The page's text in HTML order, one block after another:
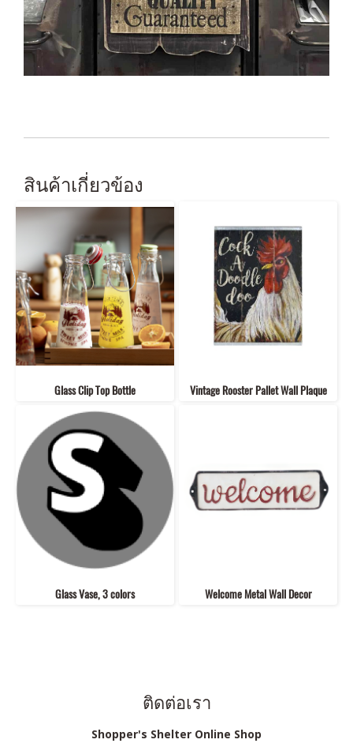
สินค้าเกี่ยวข้อง
Glass Clip Top Bottle Vintage Rooster Pallet Wall Plaque
Glass Vase, 3 colors Welcome Metal Wall Decor
ติดต่อเรา
Shopper's Shelter Online Shop